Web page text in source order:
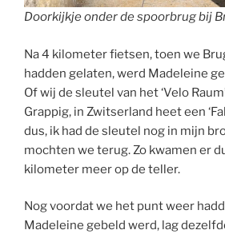
Doorkijkje onder de spoorbrug bij
Na 4 kilometer fietsen, toen we
hadden gelaten, werd Madeleine
Of wij de sleutel van het ‘Velo
Grappig, in Zwitserland heet een
dus, ik had de sleutel nog in mijn
mochten we terug. Zo kwamen er
kilometer meer op de teller.
Nog voordat we het punt weer
Madeleine gebeld werd, lag